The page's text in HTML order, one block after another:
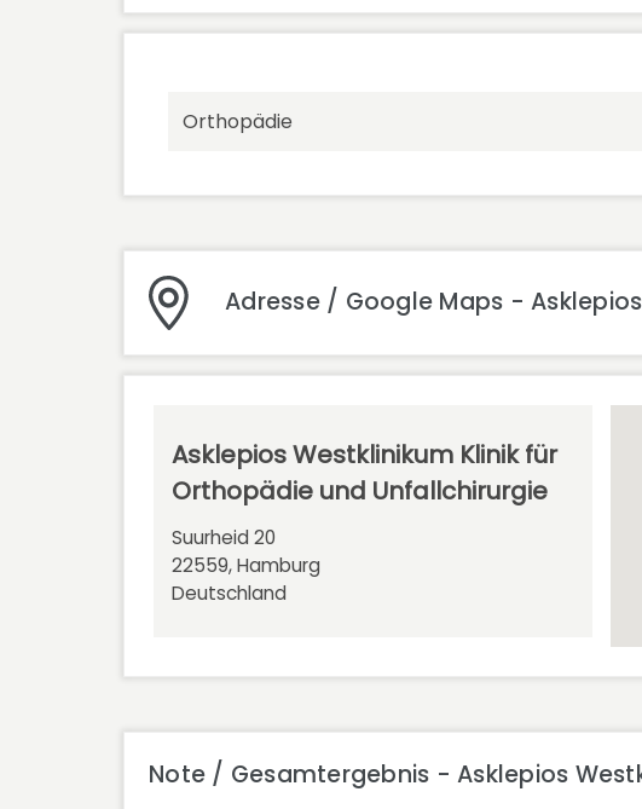
Orthopädie
Adresse / Google Maps -
Asklepios Westklinikum Klinik für
Orthopädie und Unfallchirurgie
Suurheid 20
22559, Hamburg
Deutschland
Note / Gesamtergebnis - Asklepios